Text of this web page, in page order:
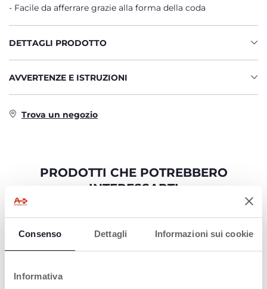
Consenso Dettagli Informazioni sui cookie
Informativa
Facile da afferrare grazie alla forma della coda
DETTAGLI PRODOTTO
AVVERTENZE E ISTRUZIONI
Trova un negozio
PRODOTTI CHE POTREBBERO
INTERESSARTI